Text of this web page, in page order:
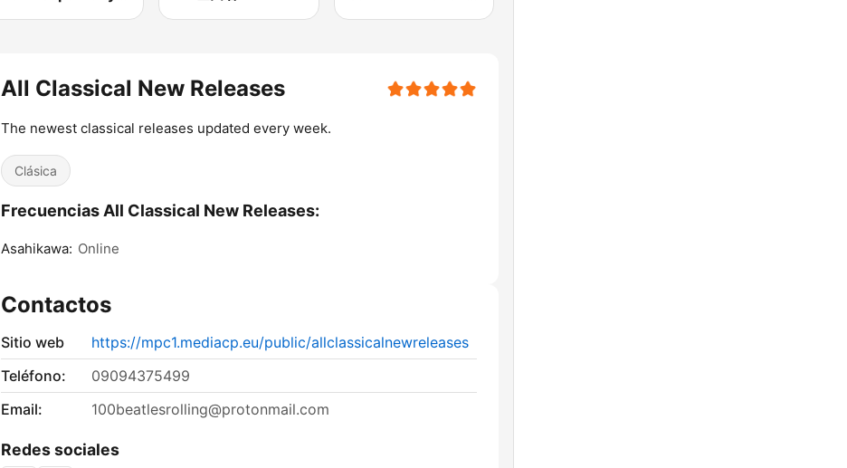
All Classical New Releases
The newest classical releases updated every week.
Clásica
Frecuencias All Classical New Releases:
Asahikawa: Online
Contactos
Sitio web
https://mpc1.mediacp.eu/public/allclassicalnewreleases
Teléfono:
09094375499
Email:
100beatlesrolling@protonmail.com
Redes sociales